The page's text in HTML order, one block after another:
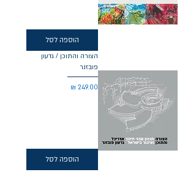
הוספה לסל
הצורה והתוכן / גדעון
פובזנר
מחיר
הוספה לסל